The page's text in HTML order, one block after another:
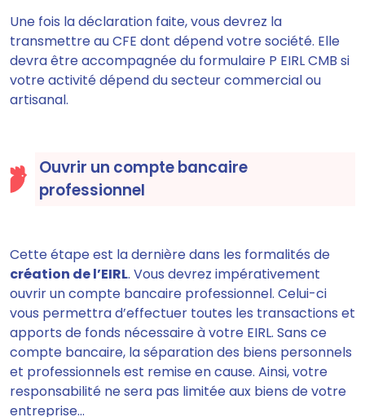
Une fois la déclaration faite, vous devrez la
transmettre au CFE dont dépend votre société. Elle
devra être accompagnée du formulaire P EIRL CMB si
votre activité dépend du secteur commercial ou
artisanal.
Ouvrir un compte bancaire
professionnel
Cette étape est la dernière dans les formalités de
création de l’EIRL. Vous devrez impérativement
ouvrir un compte bancaire professionnel. Celui-ci
vous permettra d’effectuer toutes les transactions et
apports de fonds nécessaire à votre EIRL. Sans ce
compte bancaire, la séparation des biens personnels
et professionnels est remise en cause. Ainsi, votre
responsabilité ne sera pas limitée aux biens de votre
entreprise...